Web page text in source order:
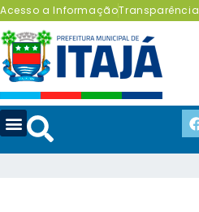
Acesso a InformaçãoTransparência